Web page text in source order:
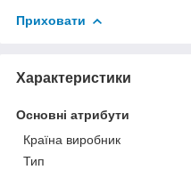
Приховати
Характеристики
Основні атрибути
Країна виробник
Тип